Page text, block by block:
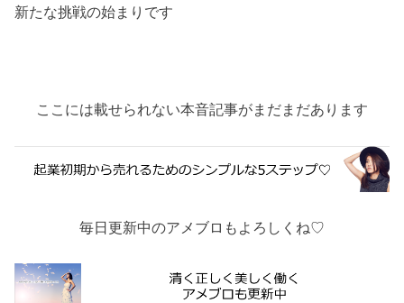
新たな挑戦の始まりです
ここには載せられない本音記事がまだまだあります
毎日更新中のアメブロもよろしくね♡